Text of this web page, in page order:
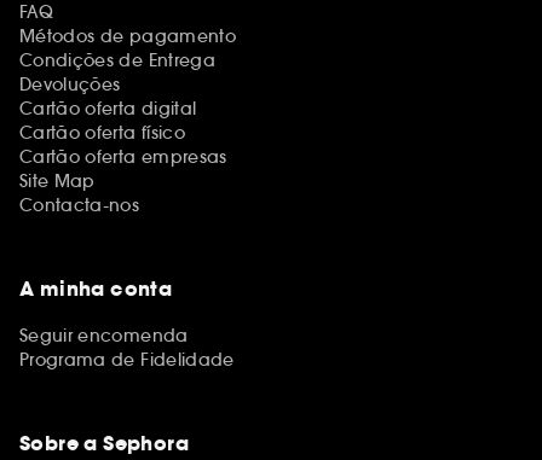
FAQ
Métodos de pagamento
Condições de Entrega
Devoluções
Cartão oferta digital
Cartão oferta físico
Cartão oferta empresas
Site Map
Contacta-nos
A minha conta
Seguir encomenda
Programa de Fidelidade
Sobre a Sephora